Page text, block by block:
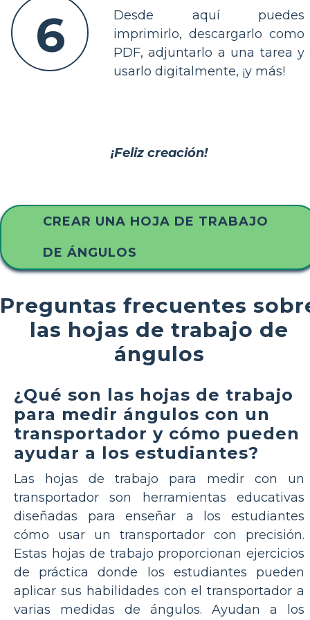
6
Desde aquí puedes
imprimirlo, descargarlo como
PDF, adjuntarlo a una tarea y
usarlo digitalmente, ¡y más!
¡Feliz creación!
CREAR UNA HOJA DE TRABAJO
DE ÁNGULOS
Preguntas frecuentes
las hojas de trabajo de
ángulos
¿Qué son las hojas de trabajo
para medir ángulos con un
transportador y cómo pueden
ayudar a los estudiantes?
Las hojas de trabajo para medir con un
transportador son herramientas educativas
diseñadas para enseñar a los estudiantes
cómo usar un transportador con precisión.
Estas hojas de trabajo proporcionan ejercicios
de práctica donde los estudiantes pueden
aplicar sus habilidades con el transportador a
varias medidas de ángulos. Ayudan a los